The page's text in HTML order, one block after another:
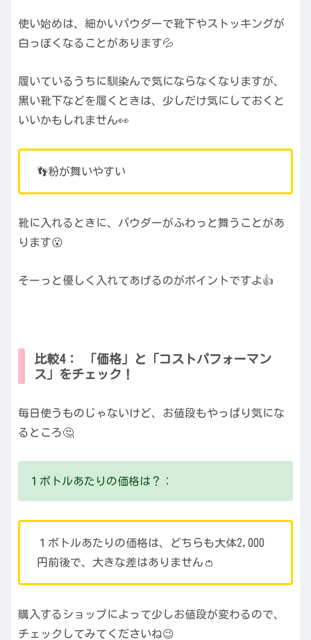
使い始めは、細かいパウダーで靴下やストッキングが
白っぽくなることがあります💦
履いているうちに馴染んで気にならなくなりますが、
黒い靴下などを履くときは、少しだけ気にしておくと
いいかもしれません👀
👣粉が舞いやすい
靴に入れるときに、パウダーがふわっと舞うことがあ
ります😮
そーっと優しく入れてあげるのがポイントですよ👍
比較4： 「価格」と「コストパフォーマン
ス」をチェック！
毎日使うものじゃないけど、お値段もやっぱり気にな
るところ🤔
１ボトルあたりの価格は？：
１ボトルあたりの価格は、どちらも大体2,000
円前後で、大きな差はありません👛
購入するショップによって少しお値段が変わるので、
チェックしてみてくださいね😉